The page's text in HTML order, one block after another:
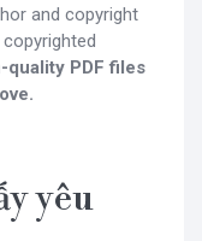
and copyright
quality PDF files
yêu